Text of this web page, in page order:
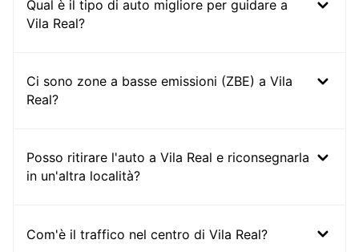
Qual è il tipo di auto migliore per guidare a
Vila Real?
Ci sono zone a basse emissioni (ZBE) a Vila
Real?
Posso ritirare l'auto a Vila Real e riconsegnarla
in un'altra località?
Com'è il traffico nel centro di Vila Real?